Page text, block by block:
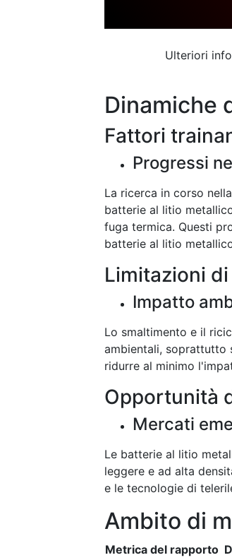
Ulteriori
Dinamiche
Fattori
Progressi
La ricerca in corso
batterie al litio
fuga termica. Questi
batterie al litio
Limitazioni
Impatto
Lo smaltimento e il
ambientali, soprattutto
ridurre al minimo
Opportunità
Mercati
Le batterie al litio
leggere e ad alta
e le tecnologie di
Ambito di
Metrica del rapporto